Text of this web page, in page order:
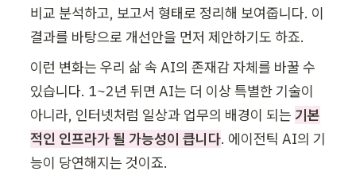
비교 분석하고, 보고서 형태로 정리해 보여줍니다. 이
결과를 바탕으로 개선안을 먼저 제안하기도 하죠.
이런 변화는 우리 삶 속 AI의 존재감 자체를 바꿀 수
있습니다. 1~2년 뒤면 AI는 더 이상 특별한 기술이
아니라, 인터넷처럼 일상과 업무의 배경이 되는 기본
적인 인프라가 될 가능성이 큽니다. 에이전틱 AI의 기
능이 당연해지는 것이죠.